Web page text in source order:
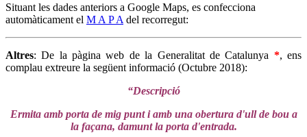
Situant les dades anteriors a Google Maps, es confecciona
automàticament el M A P A del recorregut:
Altres: De la pàgina web de la Generalitat de Catalunya *, ens
complau extreure la següent informació (Octubre 2018):
“Descripció
Ermita amb porta de mig punt i amb una obertura d'ull de bou a
la façana, damunt la porta d'entrada.